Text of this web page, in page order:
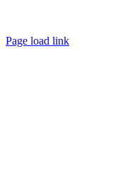
Page load link